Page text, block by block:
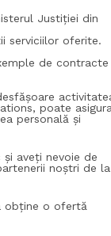
Justiției din
serviciilor oferite.
de contracte
poate
personală și
aveți nevoie de
noștri de la
obține o ofertă